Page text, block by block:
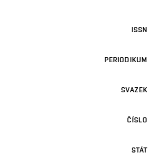
ISSN
PERIODIKUM
SVAZEK
ČÍSLO
STÁT